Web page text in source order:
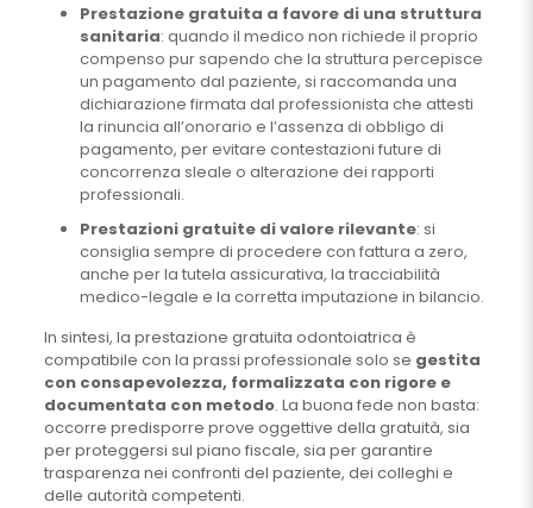
Prestazione gratuita a favore di una struttura
sanitaria: quando il medico non richiede il proprio
compenso pur sapendo che la struttura percepisce
un pagamento dal paziente, si raccomanda una
dichiarazione firmata dal professionista che attesti
la rinuncia all’onorario e l’assenza di obbligo di
pagamento, per evitare contestazioni future di
concorrenza sleale o alterazione dei rapporti
professionali.
Prestazioni gratuite di valore rilevante: si
consiglia sempre di procedere con fattura a zero,
anche per la tutela assicurativa, la tracciabilità
medico-legale e la corretta imputazione in bilancio.
In sintesi, la prestazione gratuita odontoiatrica è
compatibile con la prassi professionale solo se gestita
con consapevolezza, formalizzata con rigore e
documentata con metodo. La buona fede non basta:
occorre predisporre prove oggettive della gratuità, sia
per proteggersi sul piano fiscale, sia per garantire
trasparenza nei confronti del paziente, dei colleghi e
delle autorità competenti.